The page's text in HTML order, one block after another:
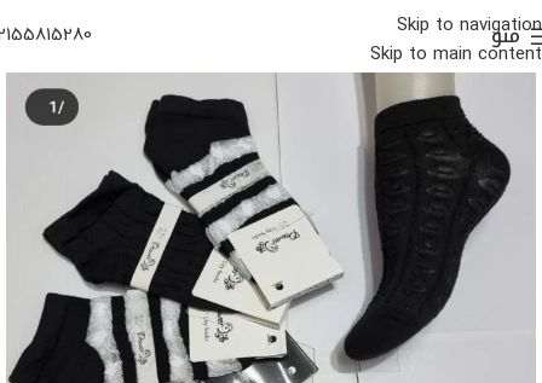
Skip to navigation
Skip to main content
منو